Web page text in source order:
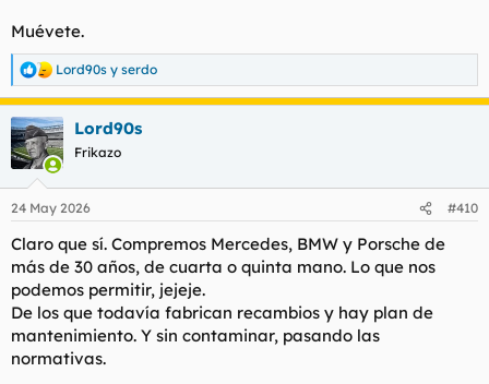
Muévete.
R
e
a
c
c
i
e
:
Lord90s y serdo
Lord90s
Frikazo
24 May 2026 #410
Claro que sí. Compremos Mercedes, BMW y Porsche de
más de 30 años, de cuarta o quinta mano. Lo que nos
podemos permitir, jejeje.
De los que todavía fabrican recambios y hay plan de
mantenimiento. Y sin contaminar, pasando las
normativas.